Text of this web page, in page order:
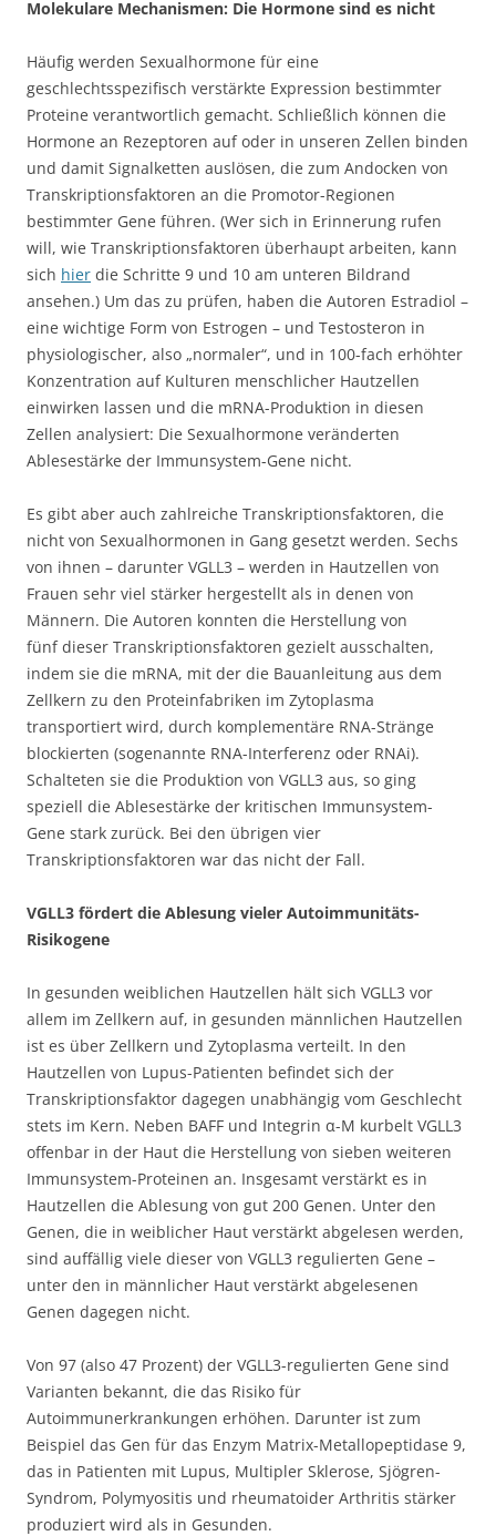
Molekulare Mechanismen: Die Hormone sind es nicht
Häufig werden Sexualhormone für eine
geschlechtsspezifisch verstärkte Expression bestimmter
Proteine verantwortlich gemacht. Schließlich können die
Hormone an Rezeptoren auf oder in unseren Zellen binden
und damit Signalketten auslösen, die zum Andocken von
Transkriptionsfaktoren an die Promotor-Regionen
bestimmter Gene führen. (Wer sich in Erinnerung rufen
will, wie Transkriptionsfaktoren überhaupt arbeiten, kann
sich hier die Schritte 9 und 10 am unteren Bildrand
ansehen.) Um das zu prüfen, haben die Autoren Estradiol –
eine wichtige Form von Estrogen – und Testosteron in
physiologischer, also „normaler“, und in 100-fach erhöhter
Konzentration auf Kulturen menschlicher Hautzellen
einwirken lassen und die mRNA-Produktion in diesen
Zellen analysiert: Die Sexualhormone veränderten
Ablesestärke der Immunsystem-Gene nicht.
Es gibt aber auch zahlreiche Transkriptionsfaktoren, die
nicht von Sexualhormonen in Gang gesetzt werden. Sechs
von ihnen – darunter VGLL3 – werden in Hautzellen von
Frauen sehr viel stärker hergestellt als in denen von
Männern. Die Autoren konnten die Herstellung von
fünf dieser Transkriptionsfaktoren gezielt ausschalten,
indem sie die mRNA, mit der die Bauanleitung aus dem
Zellkern zu den Proteinfabriken im Zytoplasma
transportiert wird, durch komplementäre RNA-Stränge
blockierten (sogenannte RNA-Interferenz oder RNAi).
Schalteten sie die Produktion von VGLL3 aus, so ging
speziell die Ablesestärke der kritischen Immunsystem-
Gene stark zurück. Bei den übrigen vier
Transkriptionsfaktoren war das nicht der Fall.
VGLL3 fördert die Ablesung vieler Autoimmunitäts-
Risikogene
In gesunden weiblichen Hautzellen hält sich VGLL3 vor
allem im Zellkern auf, in gesunden männlichen Hautzellen
ist es über Zellkern und Zytoplasma verteilt. In den
Hautzellen von Lupus-Patienten befindet sich der
Transkriptionsfaktor dagegen unabhängig vom Geschlecht
stets im Kern. Neben BAFF und Integrin α-M kurbelt VGLL3
offenbar in der Haut die Herstellung von sieben weiteren
Immunsystem-Proteinen an. Insgesamt verstärkt es in
Hautzellen die Ablesung von gut 200 Genen. Unter den
Genen, die in weiblicher Haut verstärkt abgelesen werden,
sind auffällig viele dieser von VGLL3 regulierten Gene –
unter den in männlicher Haut verstärkt abgelesenen
Genen dagegen nicht.
Von 97 (also 47 Prozent) der VGLL3-regulierten Gene sind
Varianten bekannt, die das Risiko für
Autoimmunerkrankungen erhöhen. Darunter ist zum
Beispiel das Gen für das Enzym Matrix-Metallopeptidase 9,
das in Patienten mit Lupus, Multipler Sklerose, Sjögren-
Syndrom, Polymyositis und rheumatoider Arthritis stärker
produziert wird als in Gesunden.